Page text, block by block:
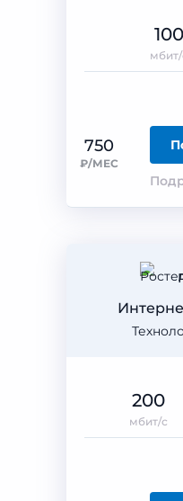
750
₽/МЕС
100
мбит/
200
мбит/с